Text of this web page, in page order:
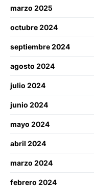
marzo 2025
octubre 2024
septiembre 2024
agosto 2024
julio 2024
junio 2024
mayo 2024
abril 2024
marzo 2024
febrero 2024